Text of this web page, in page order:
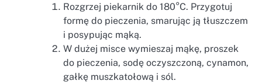
Rozgrzej piekarnik do 180°C. Przygotuj
formę do pieczenia, smarując ją tłuszczem
i posypując mąką.
W dużej misce wymieszaj mąkę, proszek
do pieczenia, sodę oczyszczoną, cynamon,
gałkę muszkatołową i sól.